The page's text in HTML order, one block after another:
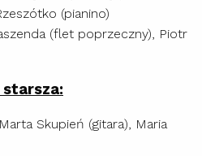
(pianino)
(flet poprzeczny), Piotr
Marta Skupień (gitara), Maria